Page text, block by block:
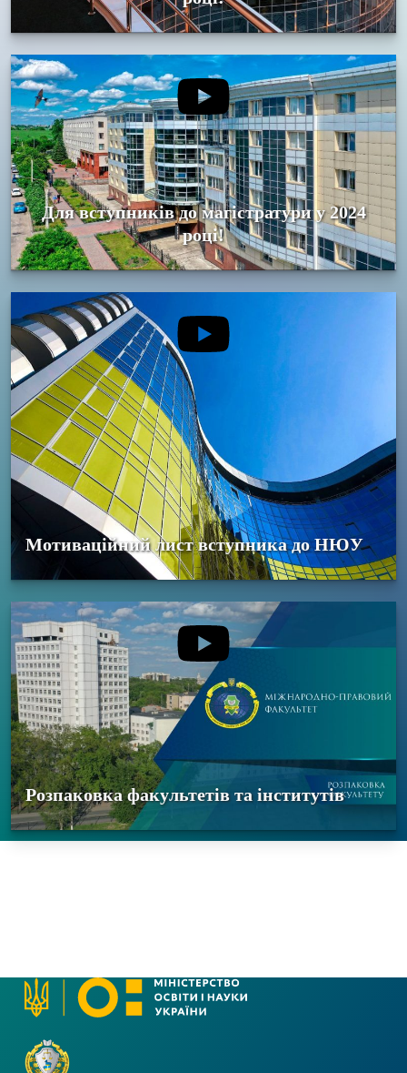
Для вступників до магістратури у 2024
році!
Мотиваційний лист вступника до НЮУ
Розпаковка факультетів та інститутів